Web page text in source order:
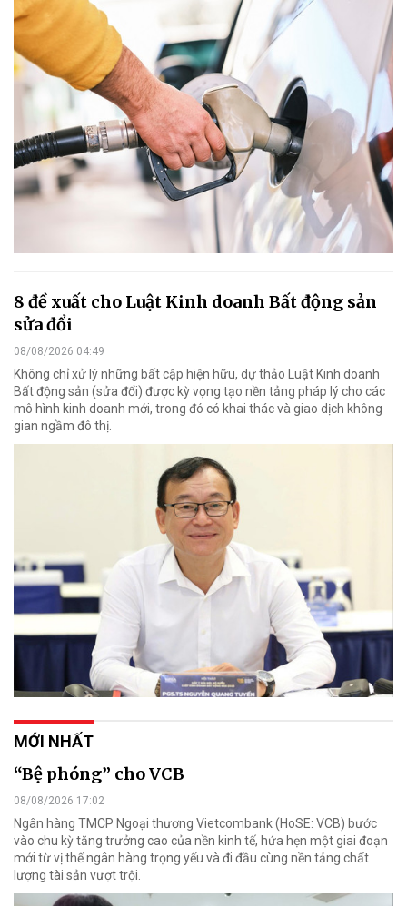
8 đề xuất cho Luật Kinh doanh Bất động sản
sửa đổi
08/08/2026 04:49
Không chỉ xử lý những bất cập hiện hữu, dự thảo Luật Kinh doanh
Bất động sản (sửa đổi) được kỳ vọng tạo nền tảng pháp lý cho các
mô hình kinh doanh mới, trong đó có khai thác và giao dịch không
gian ngầm đô thị.
MỚI NHẤT
“Bệ phóng” cho VCB
08/08/2026 17:02
Ngân hàng TMCP Ngoại thương Vietcombank (HoSE: VCB) bước
vào chu kỳ tăng trưởng cao của nền kinh tế, hứa hẹn một giai đoạn
mới từ vị thế ngân hàng trọng yếu và đi đầu cùng nền tảng chất
lượng tài sản vượt trội.